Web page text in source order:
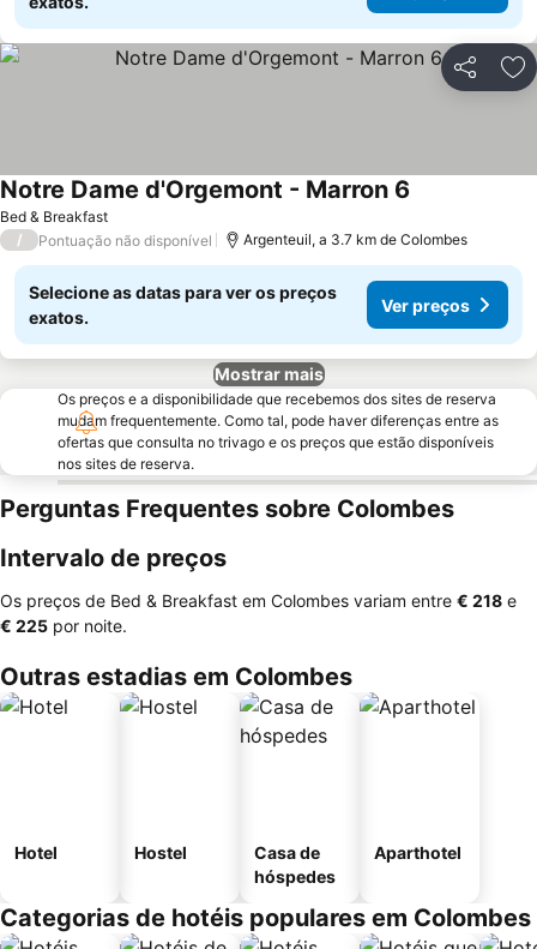
Partilhar
Bed & Breakfast
Notre Dame d'Orgemont - Marron 6
/ Pontuação não disponível Argenteuil, a 3.7 km de Colombes
Selecione as datas para ver os preços
exatos.
Ver preços
Mostrar mais
Os preços e a disponibilidade que recebemos dos sites de reserva
mudam frequentemente. Como tal, pode haver diferenças entre as
ofertas que consulta no trivago e os preços que estão disponíveis
nos sites de reserva.
Perguntas Frequentes sobre Colombes
Intervalo de preços
Os preços de Bed & Breakfast em Colombes variam entre ‎€ 218 e
‎€ 225 por noite.
Outras estadias em Colombes
Hotel Hostel
Casa de
hóspedes
Aparthotel
Categorias de hotéis populares em Colombes